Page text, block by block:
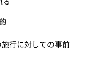
る
行に対しての事前